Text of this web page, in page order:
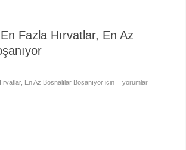
Fazla Hırvatlar, En Az
En Az Bosnalılar Boşanıyor için
yorumlar